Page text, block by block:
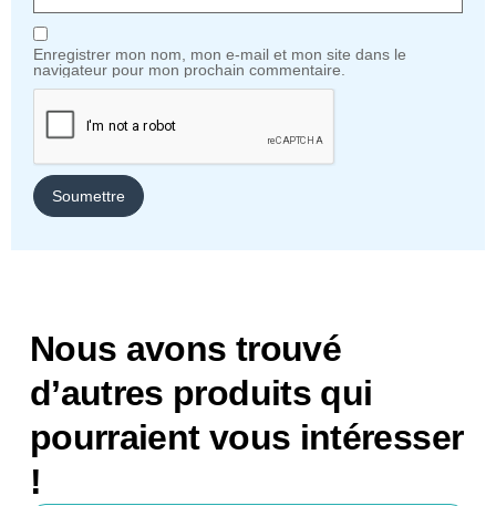
Enregistrer mon nom, mon e-mail et mon site dans le
navigateur pour mon prochain commentaire.
Nous avons trouvé
d’autres produits qui
pourraient vous intéresser
!